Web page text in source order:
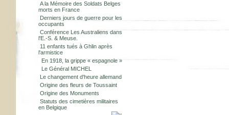
A la Mémoire des Soldats Belges
morts en France
Derniers jours de guerre pour les
occupants
Conférence Les Australiens dans
l'E.-S. & Meuse.
11 enfants tués à Ghlin après
l'armistice
En 1918, la grippe « espagnole »
Le Général MICHEL
Le changement d'heure allemand
Origine des fleurs de Toussaint
Origine des Monuments
Statuts des cimetières militaires
en Belgique